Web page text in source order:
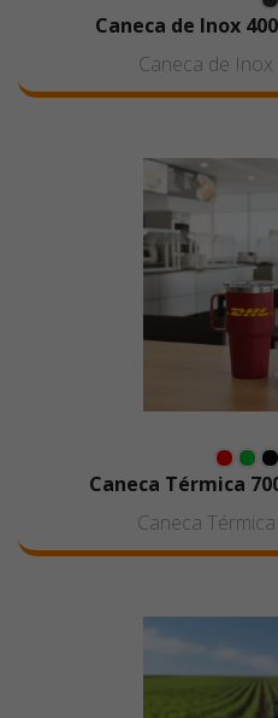
Caneca de Inox
Caneca de
Caneca Térmica
Caneca